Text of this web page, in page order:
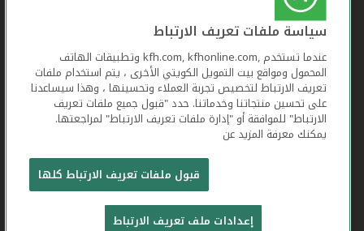
بيت التمويل الكويتي جميع الحقوق محفوظة © 2026
شروط وأحكام استخدام الموقع الإلكتروني
تعريف الارتباط بيان الخصوصية
سياسة ملفات تعريف الارتباط
عندما تستخدم ,kfh.com, kfhonline.com وتطبيقات الهاتف
المحمول ومواقع بيت التمويل الكويتي الأخرى ، يتم استخدام ملفات
تعريف الارتباط لتخصيص تجربة العملاء وتحسينها ، وهذا سيساعدنا
على تحسين منتجاتنا وخدماتنا. حدد "قبول جميع ملفات تعريف
الارتباط" للموافقة أو "إدارة ملفات تعريف الارتباط" لمراجعتها.
يمكنك معرفة المزيد عن
قبول ملفات تعريف الارتباط كلها
إعدادات ملف تعريف الارتباط